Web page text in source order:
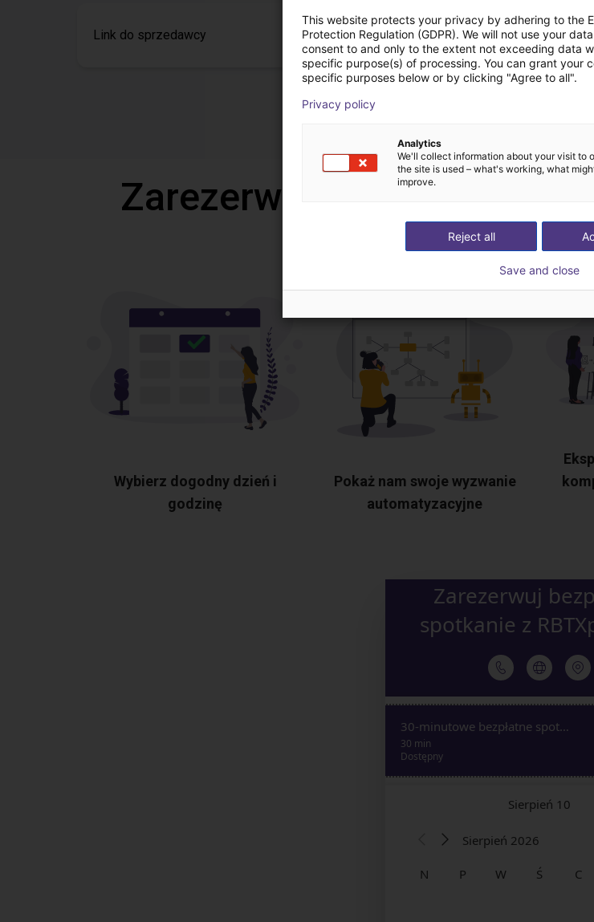
Link do sprzedawcy
Zarezerwuj bezpłatną
Wybierz dogodny dzień i
godzinę
Pokaż nam swoje wyzwanie
automatyzacyjne
This website protects your privacy by adhering to the
Protection Regulation (GDPR). We will not use your
consent to and only to the extent not exceeding data
specific purpose(s) of processing. You can grant your
specific purposes below or by clicking "Agree to all".
Privacy policy
Analytics
We'll collect information about your visit to
the site is used – what's working, what
improve.
Reject all
Save and close